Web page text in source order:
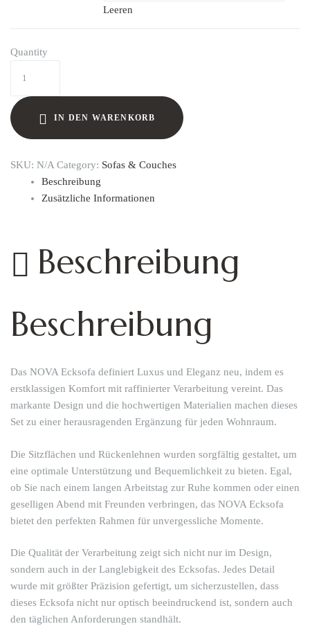
Leeren
Quantity
IN DEN WARENKORB
SKU: N/A Category: Sofas & Couches
Beschreibung
Zusätzliche Informationen
Beschreibung
Beschreibung
Das NOVA Ecksofa definiert Luxus und Eleganz neu, indem es
erstklassigen Komfort mit raffinierter Verarbeitung vereint. Das
markante Design und die hochwertigen Materialien machen dieses
Set zu einer herausragenden Ergänzung für jeden Wohnraum.
Die Sitzflächen und Rückenlehnen wurden sorgfältig gestaltet, um
eine optimale Unterstützung und Bequemlichkeit zu bieten. Egal,
ob Sie nach einem langen Arbeitstag zur Ruhe kommen oder einen
geselligen Abend mit Freunden verbringen, das NOVA Ecksofa
bietet den perfekten Rahmen für unvergessliche Momente.
Die Qualität der Verarbeitung zeigt sich nicht nur im Design,
sondern auch in der Langlebigkeit des Ecksofas. Jedes Detail
wurde mit größter Präzision gefertigt, um sicherzustellen, dass
dieses Ecksofa nicht nur optisch beeindruckend ist, sondern auch
den täglichen Anforderungen standhält.